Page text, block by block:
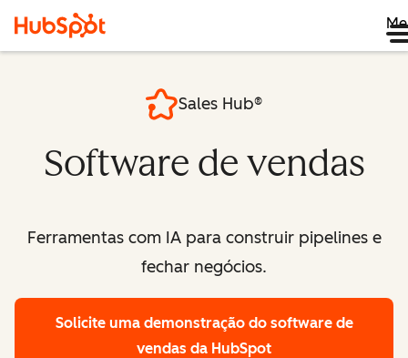
Sales Hub®
Software de vendas
Ferramentas com IA para construir pipelines e
fechar negócios.
Solicite uma demonstração do software de
vendas da HubSpot